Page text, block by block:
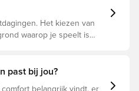
Het kiezen van
waarop je speelt is
welke schoenen de
past bij jou?
belangrijk vindt, er